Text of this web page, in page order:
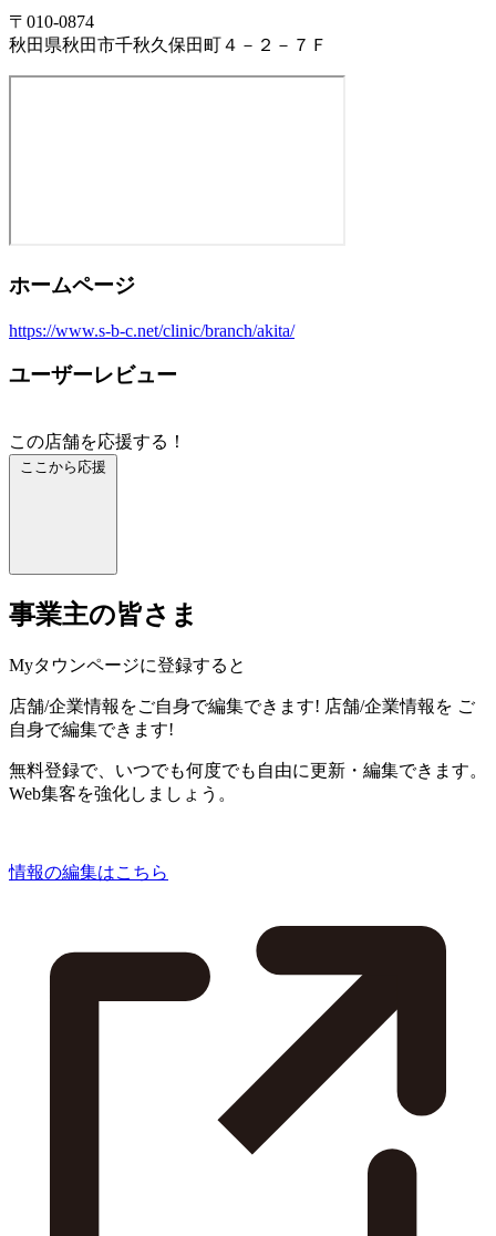
〒010-0874
秋田県秋田市千秋久保田町４－２－７Ｆ
ホームページ
https://www.s-b-c.net/clinic/branch/akita/
ユーザーレビュー
この店舗を応援する！
ここから応援
事業主の皆さま
Myタウンページに登録すると
店舗/企業情報をご自身で編集できます! 店舗/企業情報を ご
自身で編集できます!
無料登録で、いつでも何度でも自由に更新・編集できます。
Web集客を強化しましょう。
情報の編集はこちら